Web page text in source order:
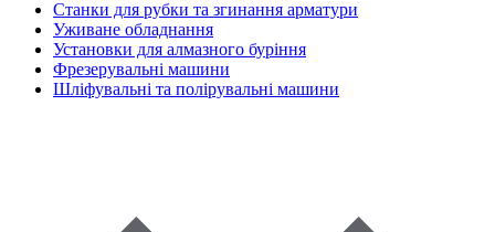
Станки для рубки та згинання арматури
Уживане обладнання
Установки для алмазного буріння
Фрезерувальні машини
Шліфувальні та полірувальні машини